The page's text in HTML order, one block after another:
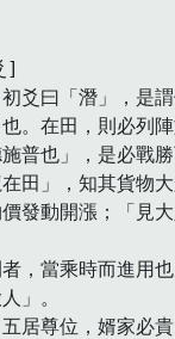
]
爻曰「潛」，是
也。在田，則必列
普也」，是必戰勝
田」，知其貨物
發動開漲；「見
，當乘時而進用
」。
居尊位，婿家必貴